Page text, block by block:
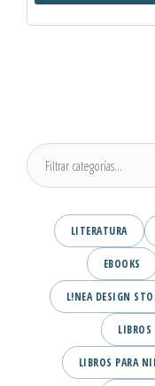
LITERATURA
EBOOKS
L!NEA DESIGN
LIBROS PARA